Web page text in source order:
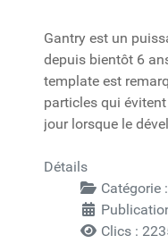
Gantry est un
depuis bientôt 6
template est
particles qui
jour lorsque le
Détails
Catégorie :
Clics :